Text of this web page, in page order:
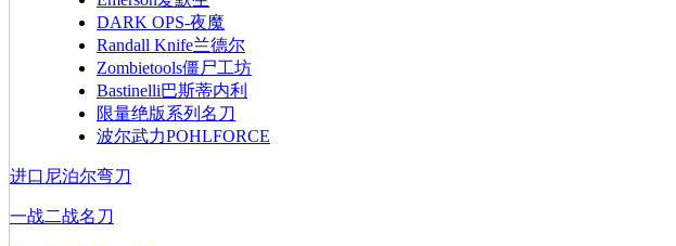
DARK OPS-夜魔
Randall Knife兰德尔
Zombietools僵尸工坊
Bastinelli巴斯蒂内利
限量绝版系列名刀
波尔武力POHLFORCE
进口尼泊尔弯刀
一战二战名刀